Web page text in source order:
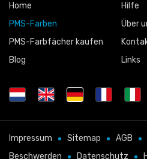
Home
PMS-Farben
PMS-Farbfächer kaufen
Blog
Hilfe
Über
Links
Impressum Sitemap AGB
Beschwerden
Datenschutz